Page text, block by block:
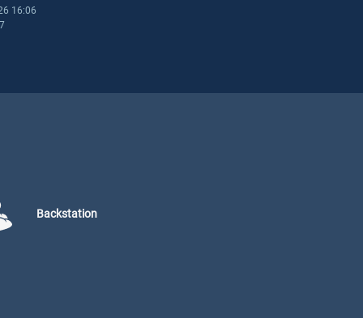
16:06
Backstation